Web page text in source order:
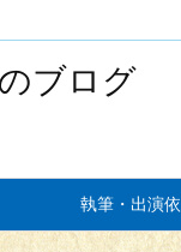
ブログ
執筆・出演